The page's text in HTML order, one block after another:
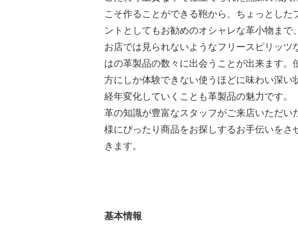
こそ作ることができる鞄から、ちょっとした
ントとしてもお勧めのオシャレな革小物まで
お店では見られないようなフリースピリッツ
はの革製品の数々に出会うことが出来ます。
方にしか体験できない使うほどに味わい深い
経年変化していくことも革製品の魅力です。
革の知識が豊富なスタッフがご来店いただい
様にぴったり商品をお探しするお手伝いをさ
きます。
基本情報